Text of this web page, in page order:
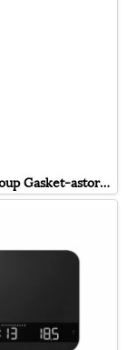
ซีลยาง Group Gasket-astoria (โอริง)